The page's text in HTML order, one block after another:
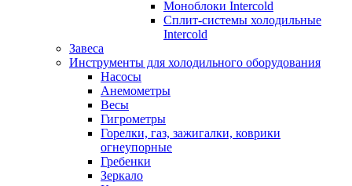
Моноблоки Intercold
Сплит-системы холодильные
Intercold
Завеса
Инструменты для холодильного оборудования
Насосы
Анемометры
Весы
Гигрометры
Горелки, газ, зажигалки, коврики
огнеупорные
Гребенки
Зеркало